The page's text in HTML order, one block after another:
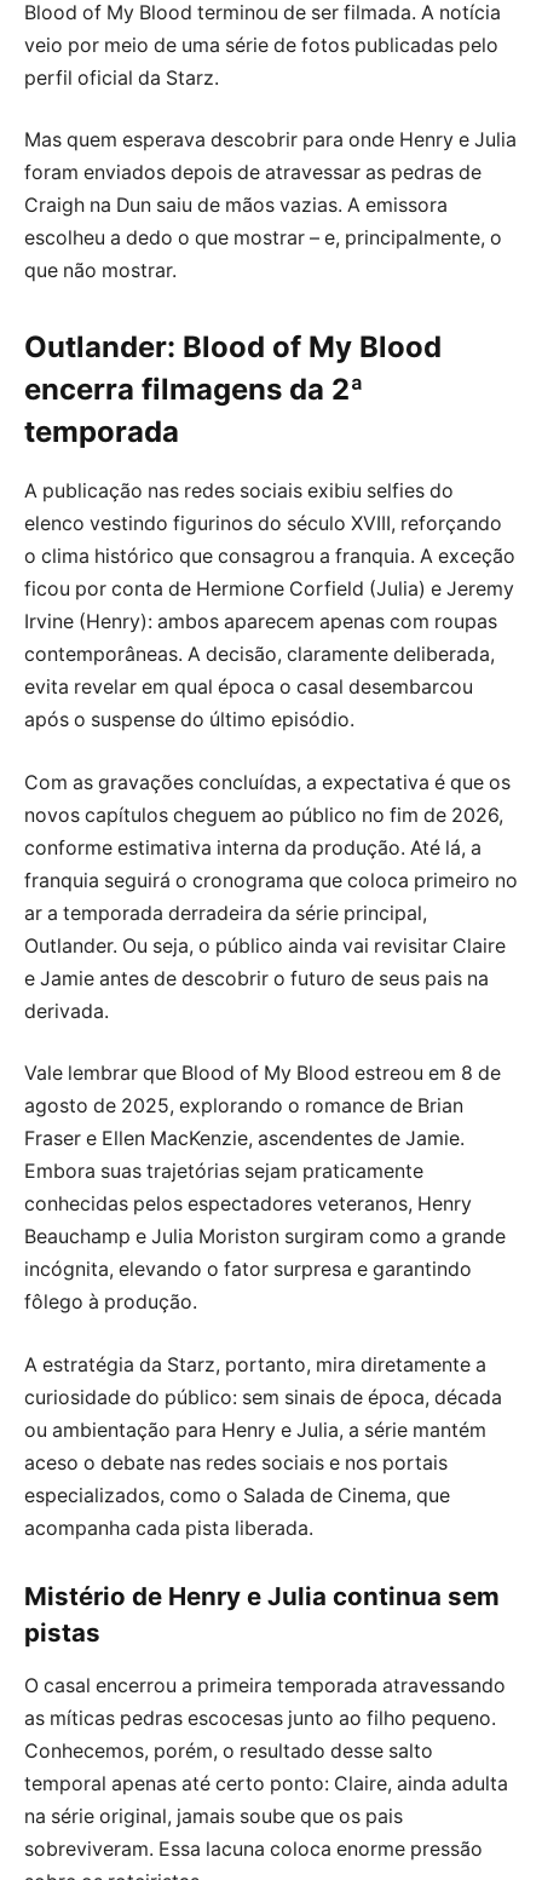
Blood of My Blood terminou de ser filmada. A notícia
veio por meio de uma série de fotos publicadas pelo
perfil oficial da Starz.
Mas quem esperava descobrir para onde Henry e Julia
foram enviados depois de atravessar as pedras de
Craigh na Dun saiu de mãos vazias. A emissora
escolheu a dedo o que mostrar – e, principalmente, o
que não mostrar.
Outlander: Blood of My Blood
encerra filmagens da 2ª
temporada
A publicação nas redes sociais exibiu selfies do
elenco vestindo figurinos do século XVIII, reforçando
o clima histórico que consagrou a franquia. A exceção
ficou por conta de Hermione Corfield (Julia) e Jeremy
Irvine (Henry): ambos aparecem apenas com roupas
contemporâneas. A decisão, claramente deliberada,
evita revelar em qual época o casal desembarcou
após o suspense do último episódio.
Com as gravações concluídas, a expectativa é que os
novos capítulos cheguem ao público no fim de 2026,
conforme estimativa interna da produção. Até lá, a
franquia seguirá o cronograma que coloca primeiro no
ar a temporada derradeira da série principal,
Outlander. Ou seja, o público ainda vai revisitar Claire
e Jamie antes de descobrir o futuro de seus pais na
derivada.
Vale lembrar que Blood of My Blood estreou em 8 de
agosto de 2025, explorando o romance de Brian
Fraser e Ellen MacKenzie, ascendentes de Jamie.
Embora suas trajetórias sejam praticamente
conhecidas pelos espectadores veteranos, Henry
Beauchamp e Julia Moriston surgiram como a grande
incógnita, elevando o fator surpresa e garantindo
fôlego à produção.
A estratégia da Starz, portanto, mira diretamente a
curiosidade do público: sem sinais de época, década
ou ambientação para Henry e Julia, a série mantém
aceso o debate nas redes sociais e nos portais
especializados, como o Salada de Cinema, que
acompanha cada pista liberada.
Mistério de Henry e Julia continua sem
pistas
O casal encerrou a primeira temporada atravessando
as míticas pedras escocesas junto ao filho pequeno.
Conhecemos, porém, o resultado desse salto
temporal apenas até certo ponto: Claire, ainda adulta
na série original, jamais soube que os pais
sobreviveram. Essa lacuna coloca enorme pressão